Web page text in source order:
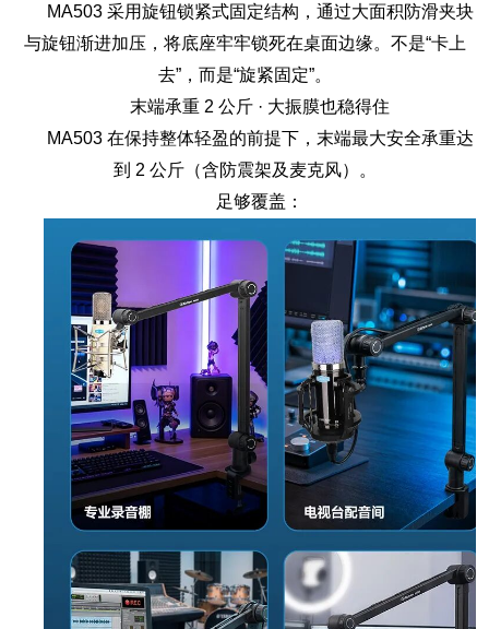
MA503 采用旋钮锁紧式固定结构，通过大面积防滑夹块
与旋钮渐进加压，将底座牢牢锁死在桌面边缘。不是“卡上
去”，而是“旋紧固定”。
末端承重 2 公斤 · 大振膜也稳得住
MA503 在保持整体轻盈的前提下，末端最大安全承重达
到 2 公斤（含防震架及麦克风）。
足够覆盖：